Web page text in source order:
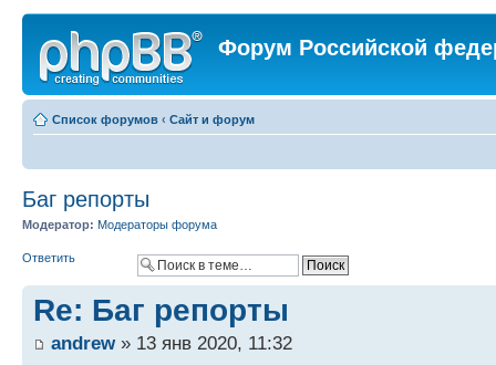
Форум Российской
Список форумов ‹ Сайт и форум
Баг репорты
Модератор: Модераторы форума
Ответить
Re: Баг репорты
andrew» 13 янв 2020, 11:32